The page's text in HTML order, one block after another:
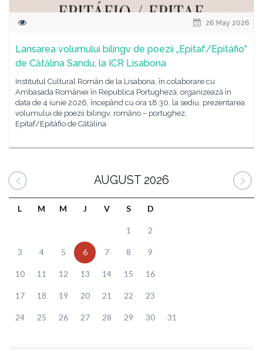
26 May 2026
Lansarea volumului bilingv de poezii „Epitaf/Epitáfio”
de Cătălina Sandu, la ICR Lisabona
Institutul Cultural Român de la Lisabona, în colaborare cu
Ambasada României în Republica Portugheză, organizează în
data de 4 iunie 2026, începând cu ora 18:30, la sediu, prezentarea
volumului de poezii bilingv, româno – portughez,
Epitaf/Epitáfio de Cătălina
AUGUST 2026
L M M J V S D
1 2
3 4 5 6 7 8 9
10 11 12 13 14 15 16
17 18 19 20 21 22 23
24 25 26 27 28 29 30 31